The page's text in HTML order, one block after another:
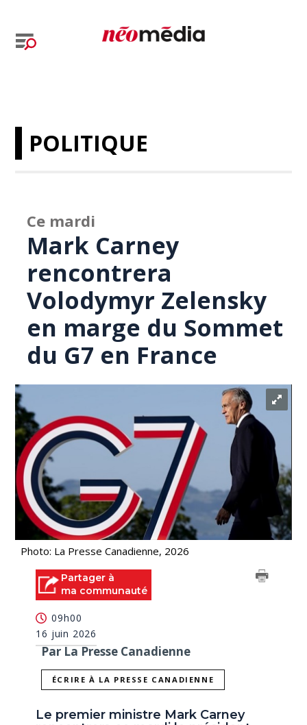
POLITIQUE
Ce mardi
Mark Carney
rencontrera
Volodymyr Zelensky
en marge du Sommet
du G7 en France
Photo: La Presse Canadienne, 2026
Partager à
ma communauté
09h00
16 juin 2026
Par La Presse Canadienne
ÉCRIRE À LA PRESSE CANADIENNE
Le premier ministre Mark Carney